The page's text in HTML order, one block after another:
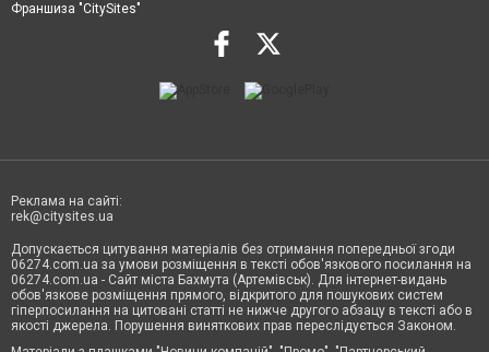
Франшиза "CitySites"
Реклама на сайті:
rek@citysites.ua
Допускається цитування матеріалів без отримання попередньої згоди
06274.com.ua за умови розміщення в тексті обов'язкового посилання на
06274.com.ua - Сайт міста Бахмута (Артемівськ). Для інтернет-видань
обов'язкове розміщення прямого, відкритого для пошукових систем
гіперпосилання на цитовані статті не нижче другого абзацу в тексті або в
якості джерела. Порушення виняткових прав переслідується Законом.